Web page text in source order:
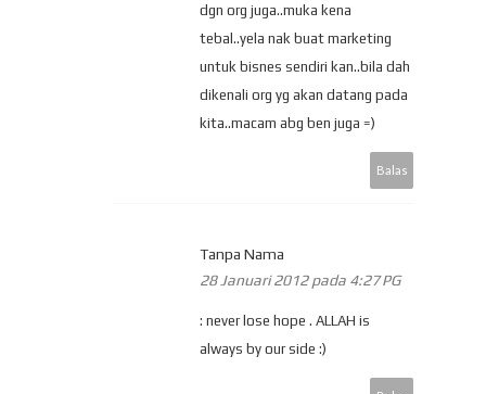
dgn org juga..muka kena
tebal..yela nak buat marketing
untuk bisnes sendiri kan..bila dah
dikenali org yg akan datang pada
kita..macam abg ben juga =)
Balas
Tanpa Nama
28 Januari 2012 pada 4:27 PG
: never lose hope . ALLAH is
always by our side :)